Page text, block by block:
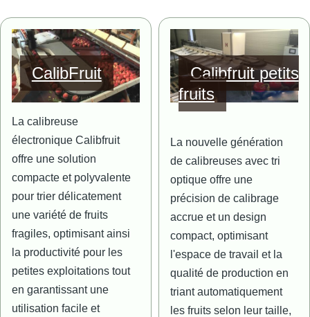
Image
CalibFruit
La calibreuse
électronique Calibfruit
offre une solution
compacte et polyvalente
pour trier délicatement
une variété de fruits
fragiles, optimisant ainsi
la productivité pour les
petites exploitations tout
en garantissant une
utilisation facile et
Image
Calibfruit petits
fruits
La nouvelle génération
de calibreuses avec tri
optique offre une
précision de calibrage
accrue et un design
compact, optimisant
l'espace de travail et la
qualité de production en
triant automatiquement
les fruits selon leur taille,